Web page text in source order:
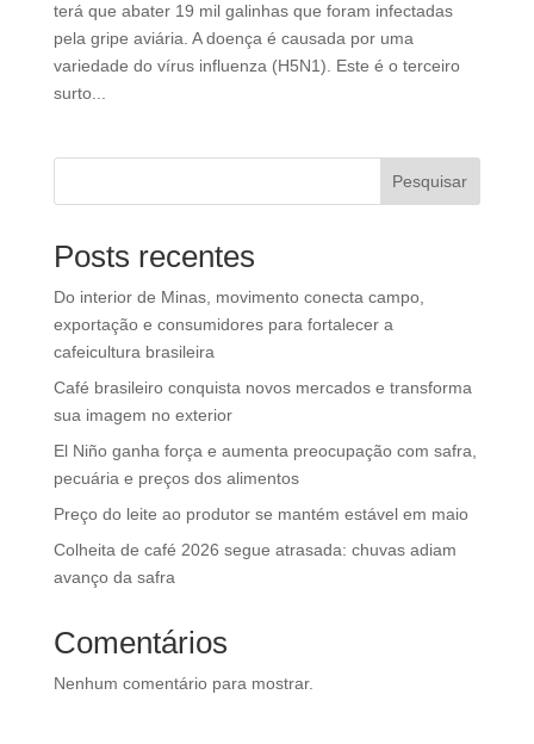
terá que abater 19 mil galinhas que foram infectadas
pela gripe aviária. A doença é causada por uma
variedade do vírus influenza (H5N1). Este é o terceiro
surto...
Pesquisar
Posts recentes
Do interior de Minas, movimento conecta campo,
exportação e consumidores para fortalecer a
cafeicultura brasileira
Café brasileiro conquista novos mercados e transforma
sua imagem no exterior
El Niño ganha força e aumenta preocupação com safra,
pecuária e preços dos alimentos
Preço do leite ao produtor se mantém estável em maio
Colheita de café 2026 segue atrasada: chuvas adiam
avanço da safra
Comentários
Nenhum comentário para mostrar.